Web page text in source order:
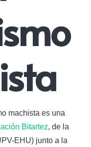
machista es una
Bitartez, de la
EHU) junto a la